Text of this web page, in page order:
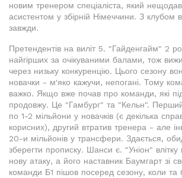
новим тренером спеціаліста, який
асистентом у збірній Німеччини. З клубом
завжди.
Претендентів на виліт 5. "Гайденгайм" 2
найгірших за очікуваними балами, тож
через низьку конкуренцію. Цього сезону
новачки - м'яко кажучи, непогані. Тому
важко. Якщо вже почав про команди, які
продовжу. Це "Гамбург" та "Кельн".
по 1-2 мільйони у новачків (є декілька
корисних), другий втратив тренера - але
20-и мільйонів у трансфери. Здається,
зберегти прописку. Шанси є. "Уніон" влітку
нову атаку, а його наставник Баумгарт зі
команди Б1 пішов посеред сезону, коли та